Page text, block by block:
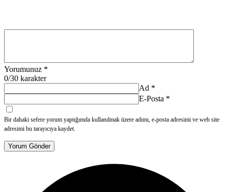
Yorumunuz *
0/30 karakter
Ad *
E-Posta *
Bir dahaki sefere yorum yaptığımda kullanılmak üzere adımı, e-posta adresimi ve web site
adresimi bu tarayıcıya kaydet.
Yorum Gönder